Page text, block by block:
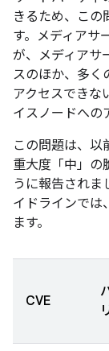
きるため、この
す。メディアサ
が、メディアサ
スのほか、多く
アクセスできな
イスノードへの
この問題は、以
重大度「中」の
うに報告されま
イドラインでは
ます。
CVE